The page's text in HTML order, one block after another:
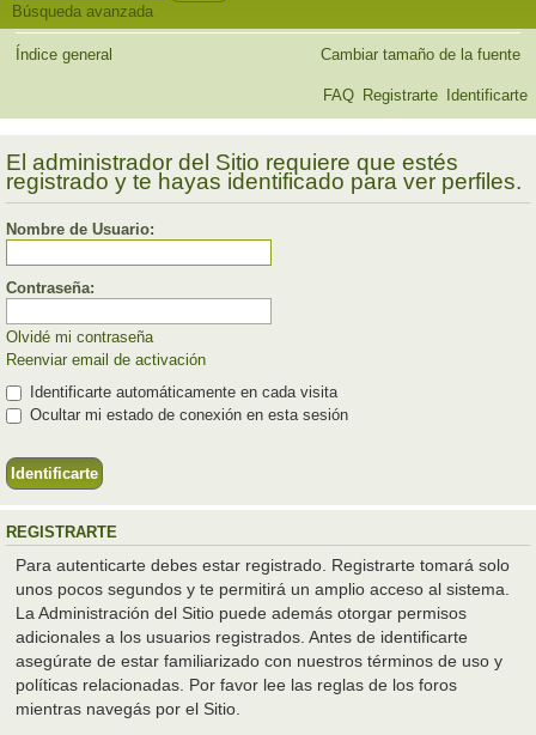
Búsqueda avanzada
Índice general Cambiar tamaño de la fuente
FAQ Registrarte Identificarte
El administrador del Sitio requiere que estés
registrado y te hayas identificado para ver perfiles.
Nombre de Usuario:
Contraseña:
Olvidé mi contraseña
Reenviar email de activación
Identificarte automáticamente en cada visita
Ocultar mi estado de conexión en esta sesión
REGISTRARTE
Para autenticarte debes estar registrado. Registrarte tomará solo
unos pocos segundos y te permitirá un amplio acceso al sistema.
La Administración del Sitio puede además otorgar permisos
adicionales a los usuarios registrados. Antes de identificarte
asegúrate de estar familiarizado con nuestros términos de uso y
políticas relacionadas. Por favor lee las reglas de los foros
mientras navegás por el Sitio.